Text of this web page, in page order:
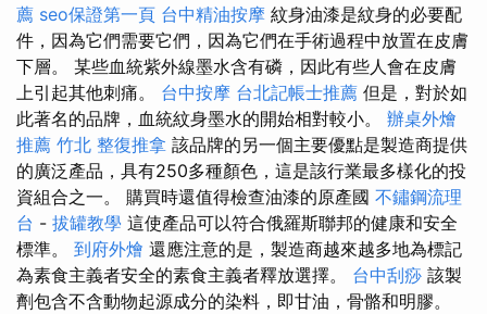
薦 seo保證第一頁 台中精油按摩 紋身油漆是紋身的必要配
件，因為它們需要它們，因為它們在手術過程中放置​​在皮膚
下層。 某些血統紫外線墨水含有磷，因此有些人會在皮膚
上引起其他刺痛。 台中按摩 台北記帳士推薦 但是，對於如
此著名的品牌，血統紋身墨水的開始相對較小。 辦桌外燴
推薦 竹北 整復推拿 該品牌的另一個主要優點是製造商提供
的廣泛產品，具有250多種顏色，這是該行業最多樣化的投
資組合之一。 購買時還值得檢查油漆的原產國 不鏽鋼流理
台 - 拔罐教學 這使產品可以符合俄羅斯聯邦的健康和安全
標準。 到府外燴 還應注意的是，製造商越來越多地為標記
為素食主義者安全的素食主義者釋放選擇。 台中刮痧 該製
劑包含不含動物起源成分的染料，即甘油，骨骼和明膠。